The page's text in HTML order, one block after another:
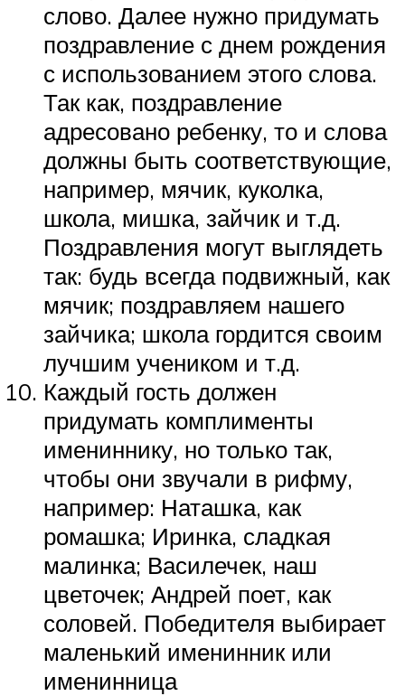
слово. Далее нужно придумать
поздравление с днем рождения
с использованием этого слова.
Так как, поздравление
адресовано ребенку, то и слова
должны быть соответствующие,
например, мячик, куколка,
школа, мишка, зайчик и т.д.
Поздравления могут выглядеть
так: будь всегда подвижный, как
мячик; поздравляем нашего
зайчика; школа гордится своим
лучшим учеником и т.д.
Каждый гость должен
придумать комплименты
имениннику, но только так,
чтобы они звучали в рифму,
например: Наташка, как
ромашка; Иринка, сладкая
малинка; Василечек, наш
цветочек; Андрей поет, как
соловей. Победителя выбирает
маленький именинник или
именинница